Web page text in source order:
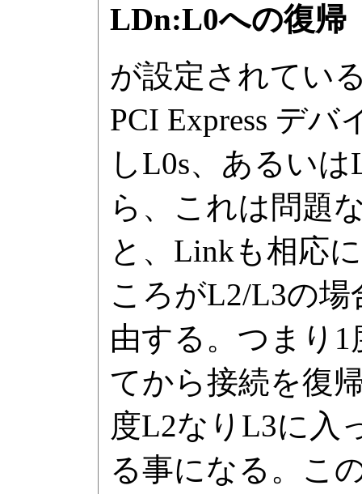
LDn:L0への復帰
が設定されてい
PCI Express デ
しL0s、あるい
ら、これは問題
と、Linkも相応
ころがL2/L3の場
由する。つまり
てから接続を復
度L2なりL3に入
る事になる。こ